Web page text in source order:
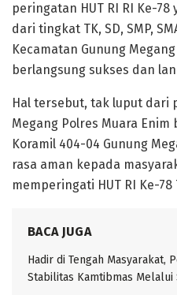
peringatan HUT RI RI Ke-
dari tingkat TK, SD, SMP,
Kecamatan Gunung
berlangsung sukses dan
Hal tersebut, tak luput dari
Megang Polres Muara
Koramil 404-04 Gunung
rasa aman kepada
memperingati HUT RI Ke-78
BACA JUGA
Hadir di Tengah Masyarakat,
Stabilitas Kamtibmas Melalui